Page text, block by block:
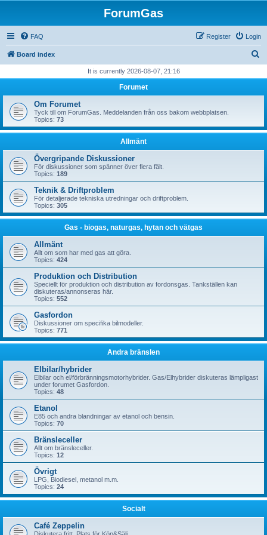
ForumGas
FAQ Login
Register
Board index
r
h
It is currently 2026-08-07, 21:16
Forumet
Om Forumet
Tyck till om ForumGas. Meddelanden från oss bakom webbplatsen.
Topics: 73
Allmänt
Övergripande Diskussioner
För diskussioner som spänner över flera fält.
Topics: 189
Teknik & Driftproblem
För detaljerade tekniska utredningar och driftproblem.
Topics: 305
Gas - biogas, naturgas, hytan och vätgas
Allmänt
Allt om som har med gas att göra.
Topics: 424
Produktion och Distribution
Speciellt för produktion och distribution av fordonsgas. Tankställen kan
diskuteras/annonseras här.
Topics: 552
Gasfordon
Diskussioner om specifika bilmodeller.
Topics: 771
Andra bränslen
Elbilar/hybrider
Elbilar och el/förbränningsmotorhybrider. Gas/Elhybrider diskuteras lämpligast
under forumet Gasfordon.
Topics: 48
Etanol
E85 och andra blandningar av etanol och bensin.
Topics: 70
Bränsleceller
Allt om bränsleceller.
Topics: 12
Övrigt
LPG, Biodiesel, metanol m.m.
Topics: 24
Socialt
Café Zeppelin